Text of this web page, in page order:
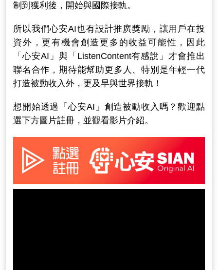
制到獲利後，開始與國際接軌。
所以我們心安AI也有設計推廣獎勵，讓用戶在投
資外，更有機會創造更多的收益可能性，因此
「心安AI」與「ListenContent有感說」才會推出
聯名合作，期待能幫助更多人、特別是年輕一代
打造被動收入外，更及早與世界接軌！
想開始透過「心安AI」創造被動收入嗎？歡迎點
選下方圖片註冊，並觀看影片介紹。